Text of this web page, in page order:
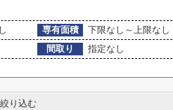
専有面積
下限なし～上限なし
間取り
指定なし
り込む